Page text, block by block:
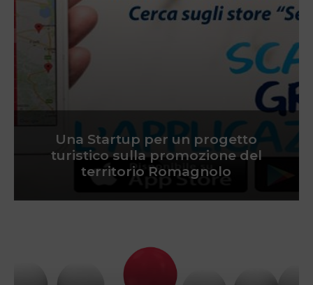
Una Startup per un progetto
turistico sulla promozione del
territorio Romagnolo